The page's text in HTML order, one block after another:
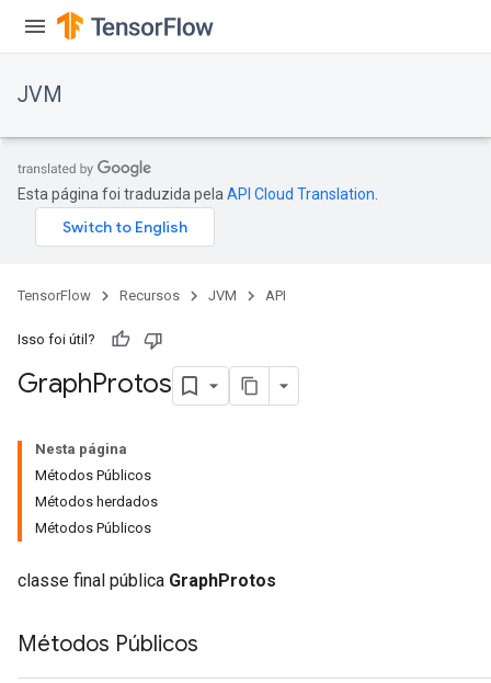
JVM
Esta página foi traduzida pela API Cloud Translation
TensorFlow Recursos JVM API
Isso foi útil?
GraphProtos
Nesta página
Métodos Públicos
Métodos herdados
Métodos Públicos
classe final pública GraphProtos
Métodos Públicos